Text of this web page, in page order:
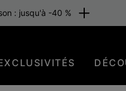
: jusqu'à -40 %